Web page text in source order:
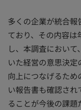
多くの企業が統合報
ており、その内容は
し、本調査におい
いた経営の意思決
向上につなげるた
い報告書も確認さ
ることが今後の課